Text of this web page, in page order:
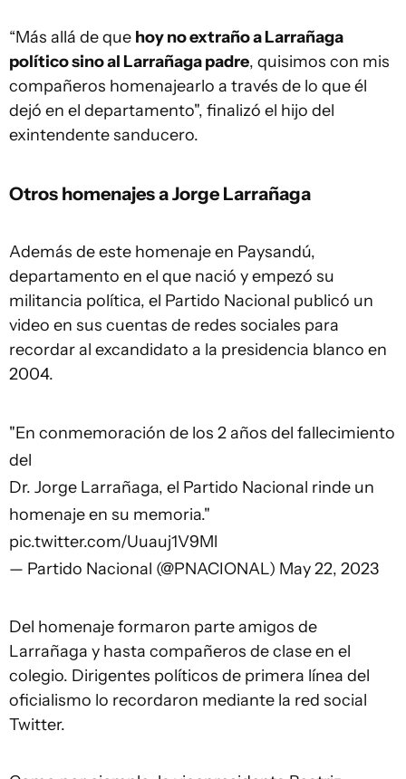
“Más allá de que hoy no extraño a Larrañaga
político sino al Larrañaga padre, quisimos con mis
compañeros homenajearlo a través de lo que él
dejó en el departamento", finalizó el hijo del
exintendente sanducero.
Otros homenajes a Jorge Larrañaga
Además de este homenaje en Paysandú,
departamento en el que nació y empezó su
militancia política, el Partido Nacional publicó un
video en sus cuentas de redes sociales para
recordar al excandidato a la presidencia blanco en
2004.
"En conmemoración de los 2 años del fallecimiento
del
Dr. Jorge Larrañaga, el Partido Nacional rinde un
homenaje en su memoria."
pic.twitter.com/Uuauj1V9Ml
— Partido Nacional (@PNACIONAL) May 22, 2023
Del homenaje formaron parte amigos de
Larrañaga y hasta compañeros de clase en el
colegio. Dirigentes políticos de primera línea del
oficialismo lo recordaron mediante la red social
Twitter.